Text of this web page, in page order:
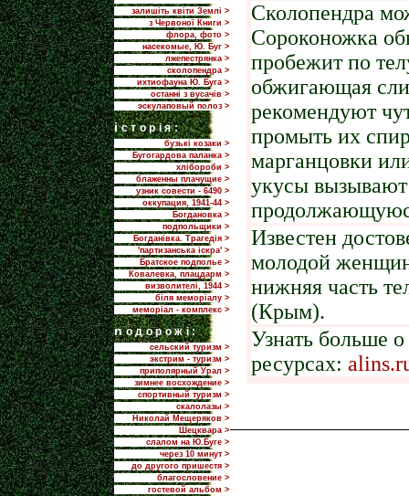
залишіть квіти Землі >
з Червоної Книги >
флора, фото >
насекомые, Ю. Буг >
лжепестрянка >
сколопендра >
ихтиофауна Ю. Буга >
останні з вусачів >
эскулаповый полоз >
iсторія:
бузькі козаки >
Бугогардова паланка >
хлібороби >
блаженны плачущие >
узник совести - 6490 >
оккупация, 1941-44 >
Богдановка >
подпольщики >
Богданівка. Трагедія >
'партизанська іскра' >
Братское подполье >
Ковалевка, плацдарм >
визволителі, 1944 >
біля меморіалу >
меморіал - комплекс >
nодорожі:
сельский туризм >
экстрим - туризм >
приполярный Урал >
зимнее восхождение >
спортивный туризм >
скалолазы >
Николай Мещеряков >
Шецквара >
слалом на Ю.Буге >
через 10 минут >
до другого пришестя >
благословение >
гостевой альбом >
Сколопендра
Сороконожка
пробежит по
обжигающая
рекомендуют
промыть их
марганцовки
укусы
Известен
молодой
нижняя часть
(Крым).
Узнать больше о
ресурсах: